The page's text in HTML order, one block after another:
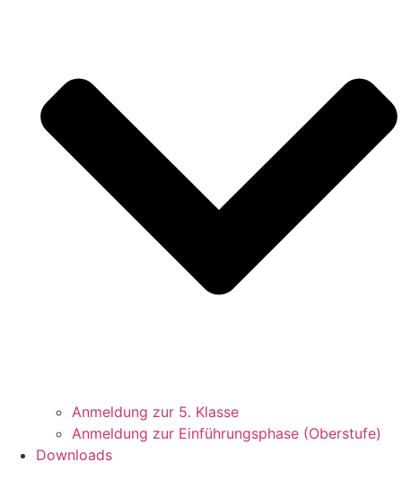
Anmeldung zur 5. Klasse
Anmeldung zur Einführungsphase (Oberstufe)
Downloads